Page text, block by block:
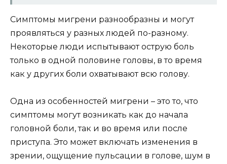
Симптомы мигрени разнообразны и могут
проявляться у разных людей по-разному.
Некоторые люди испытывают острую боль
только в одной половине головы, в то время
как у других боли охватывают всю голову.
Одна из особенностей мигрени – это то, что
симптомы могут возникать как до начала
головной боли, так и во время или после
приступа. Это может включать изменения в
зрении, ощущение пульсации в голове, шум в